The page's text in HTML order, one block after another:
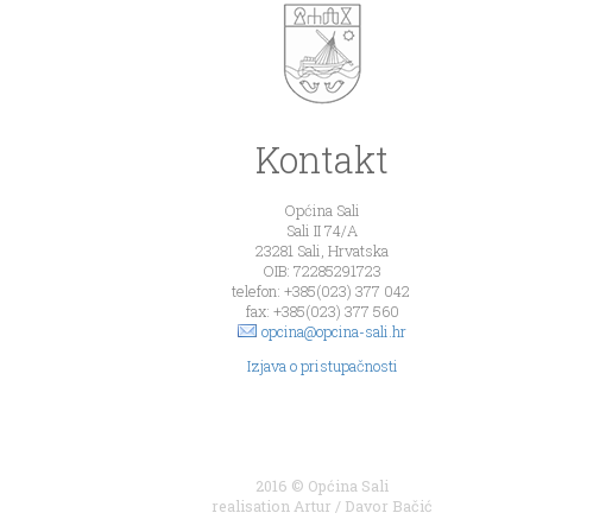
Kontakt
Općina Sali
Sali II 74/A
23281 Sali, Hrvatska
OIB: 72285291723
telefon: +385(023) 377 042
fax: +385(023) 377 560
opcina@opcina-sali.hr
Izjava o pristupačnosti
2016 © Općina Sali
realisation Artur / Davor Bačić